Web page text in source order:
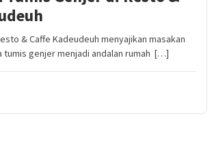
& Caffe Kadeudeuh menyajikan masakan
tumis genjer menjadi andalan rumah […]